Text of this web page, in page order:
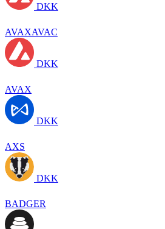
DKK
AVAXAVAC
DKK
AVAX
DKK
AXS
DKK
BADGER